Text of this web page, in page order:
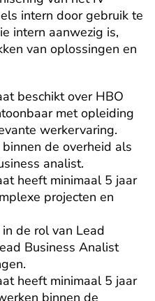
intern door gebruik te
intern aanwezig is,
van oplossingen en
beschikt over HBO
met opleiding
werkervaring.
de overheid als
analist.
heeft minimaal 5 jaar
projecten en
de rol van Lead
Business Analist
heeft minimaal 5 jaar
binnen de